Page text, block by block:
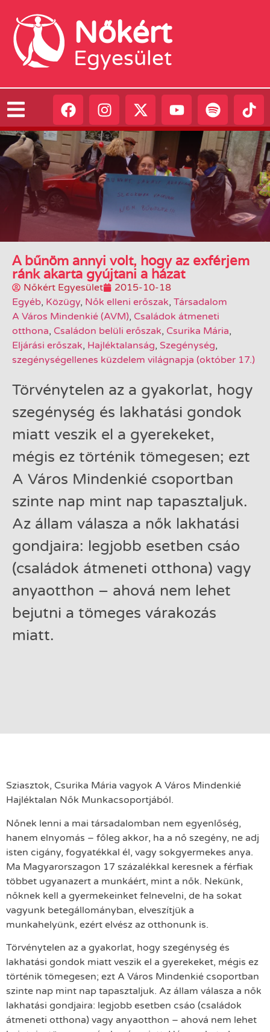
Nőkért
Egyesület
A bűnöm annyi volt, hogy az exférjem
ránk akarta gyújtani a házat
Nőkért Egyesület
2015-10-18
Egyéb, Közügy, Nők elleni erőszak, Társadalom
A Város Mindenkié (AVM), Családok átmeneti
otthona, Családon belüli erőszak, Csurika Mária,
Eljárási erőszak, Hajléktalanság, Szegénység,
szegénységellenes küzdelem világnapja (október 17.)
Törvénytelen az a gyakorlat, hogy
szegénység és lakhatási gondok
miatt veszik el a gyerekeket,
mégis ez történik tömegesen; ezt
A Város Mindenkié csoportban
szinte nap mint nap tapasztaljuk.
Az állam válasza a nők lakhatási
gondjaira: legjobb esetben csáo
(családok átmeneti otthona) vagy
anyaotthon – ahová nem lehet
bejutni a tömeges várakozás
miatt.
Sziasztok, Csurika Mária vagyok A Város Mindenkié
Hajléktalan Nők Munkacsoportjából.
Nőnek lenni a mai társadalomban nem egyenlőség,
hanem elnyomás – főleg akkor, ha a nő szegény, ne adj
isten cigány, fogyatékkal él, vagy sokgyermekes anya.
Ma Magyarorszagon 17 százalékkal keresnek a férfiak
többet ugyanazert a munkáért, mint a nők. Nekünk,
nőknek kell a gyermekeinket felnevelni, de ha sokat
vagyunk betegállományban, elveszítjük a
munkahelyünk, ezért elvész az otthonunk is.
Törvénytelen az a gyakorlat, hogy szegénység és
lakhatási gondok miatt veszik el a gyerekeket, mégis ez
történik tömegesen; ezt A Város Mindenkié csoportban
szinte nap mint nap tapasztaljuk. Az állam válasza a nők
lakhatási gondjaira: legjobb esetben csáo (családok
átmeneti otthona) vagy anyaotthon – ahová nem lehet